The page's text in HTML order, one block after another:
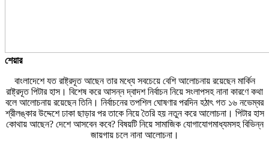
শেয়ার
বাংলাদেশে যত রাষ্ট্রদূত আছেন তার মধ্যে সবচেয়ে বেশি আলোচনায় রয়েছেন মার্কিন
রাষ্ট্রদূত পিটার হাস। বিশেষ করে আসন্ন দ্বাদশ নির্বাচন নিয়ে সংলাপসহ নানা কারণে কথা
বলে আলোচনায় রয়েছেন তিনি। নির্বাচনের তপশিল ঘোষণার পরদিন হঠাৎ গত ১৬ নভেম্বর
শ্রীলঙ্কার উদ্দেশে ঢাকা ছাড়ার পর তাকে নিয়ে তৈরি হয় নতুন করে আলোচনা। পিটার হাস
কোথায় আছেন? দেশে আসবেন কবে? বিষয়টি নিয়ে সামাজিক যোগাযোগমাধ্যমসহ বিভিন্ন
জায়গায় চলে নানা আলোচনা।